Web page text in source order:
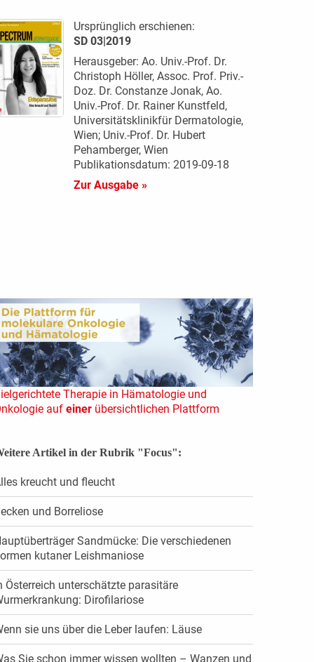
Ursprünglich erschienen:
SD 03|2019
Herausgeber: Ao. Univ.-Prof. Dr.
Christoph Höller, Assoc. Prof. Priv.-
Doz. Dr. Constanze Jonak, Ao.
Univ.-Prof. Dr. Rainer Kunstfeld,
Universitätsklinikfür Dermatologie,
Wien; Univ.-Prof. Dr. Hubert
Pehamberger, Wien
Publikationsdatum: 2019-09-18
Zur Ausgabe »
Therapie in Hämatologie und
auf einerübersichtlichen Plattform
Artikel in der Rubrik "Focus":
kreucht und fleucht
und Borreliose
Sandmücke: Die verschiedenen
kutaner Leishmaniose
Österreich unterschätzte parasitäre
Dirofilariose
sie uns über die Leber laufen: Läuse
Sie schon immer wissen wollten – Wanzen und